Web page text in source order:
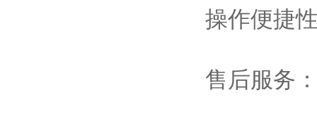
操作便捷
售后服务